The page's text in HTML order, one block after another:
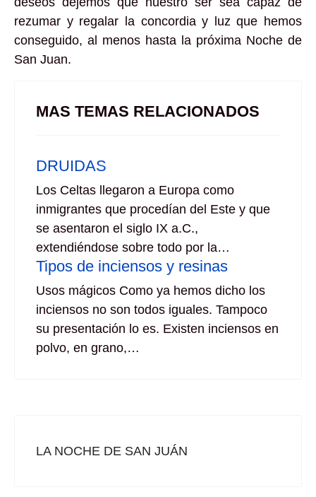
rezumar y regalar la concordia y luz que hemos
conseguido, al menos hasta la próxima Noche de
San Juan.
MAS TEMAS RELACIONADOS
DRUIDAS
Los Celtas llegaron a Europa como
inmigrantes que procedían del Este y que
se asentaron el siglo IX a.C.,
extendiéndose sobre todo por la…
Tipos de inciensos y resinas
Usos mágicos Como ya hemos dicho los
inciensos no son todos iguales. Tampoco
su presentación lo es. Existen inciensos en
polvo, en grano,…
LA NOCHE DE SAN JUÁN